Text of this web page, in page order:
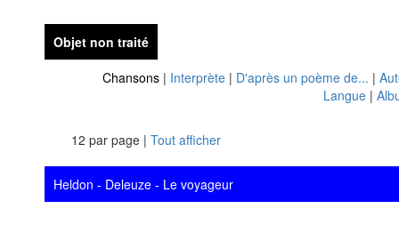
Objet non traité
Chansons | Interprète | D'après un poème de... |
Langue |
12 par page | Tout afficher
Heldon - Deleuze - Le voyageur